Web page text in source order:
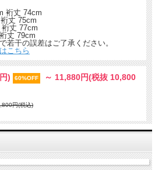
裄丈 74cm
丈 75cm
丈 77cm
丈 79cm
若干の誤差はご了承ください。
こちら
) 60%OFF ～ 11,880円(税抜 10,800
円(税込)